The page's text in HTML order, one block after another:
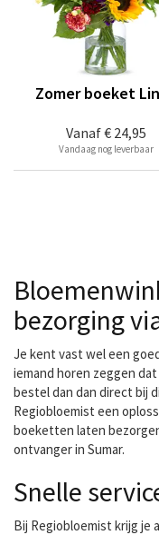
Vanaf€ 24,95
Zomer boeket
Vandaag nog leverbaar
bezorging
Je kent vast wel een
iemand horen zeggen
bestel dan dan direct bij
Regiobloemist een
boeketten laten
ontvanger in Sumar.
Snelle
Bij Regiobloemist krijg je